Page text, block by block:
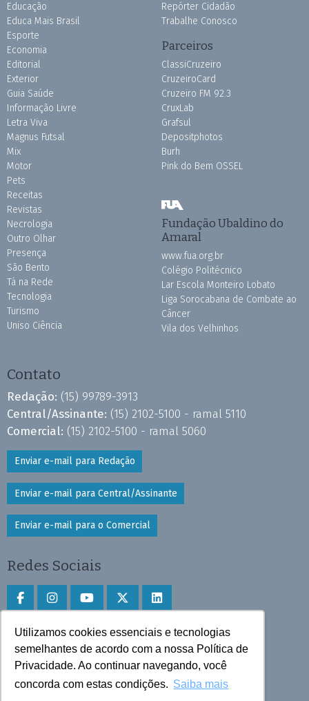
Utilizamos cookies essenciais e tecnologias
semelhantes de acordo com a nossa Política de
Privacidade. Ao continuar navegando, você
concorda com estas condições. Saiba mais
Educação
Educa Mais Brasil
Esporte
Economia
Editorial
Exterior
Guia Saúde
Informação Livre
Letra Viva
Magnus Futsal
Mix
Motor
Pets
Receitas
Revistas
Necrologia
Outro Olhar
Presença
São Bento
Tá na Rede
Tecnologia
Turismo
Uniso Ciência
Repórter Cidadão
Trabalhe Conosco
Parceiros
ClassiCruzeiro
CruzeiroCard
Cruzeiro FM 92.3
CruxLab
Grafsul
Depositphotos
Burh
Pink do Bem OSSEL
Fundação Ubaldino do
Amaral
www.fua.org.br
Colégio Politécnico
Lar Escola Monteiro Lobato
Liga Sorocabana de Combate ao
Câncer
Vila dos Velhinhos
Contato
Redação: (15) 99789-3913
Central/Assinante: (15) 2102-5100 - ramal 5110
Comercial: (15) 2102-5100 - ramal 5060
Enviar e-mail para Redação
Enviar e-mail para Central/Assinante
Enviar e-mail para o Comercial
Redes Sociais
Faça download do aplicativo
Play Store e App Store